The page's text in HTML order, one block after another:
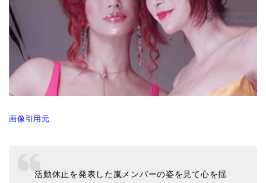
画像引用元
活動休止を発表した嵐メンバーの姿を見て心を揺